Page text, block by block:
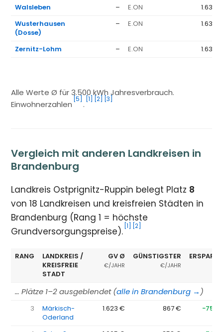
Walsleben
– E.ON
1.636
Wusterhausen
(Dosse)
– E.ON 1.636
Zernitz-Lohm – E.ON 1.636
Alle Werte Ø für 3.500 kWh Jahresverbrauch.
Einwohnerzahlen
[5]
.
[1] [2] [3]
Vergleich mit anderen Landkreisen in
Brandenburg
Landkreis Ostprignitz-Ruppin belegt Platz 8
von 18 Landkreisen und kreisfreien Städten in
Brandenburg (Rang 1 = höchste
Grundversorgungspreise). [1] [2]
RANG
LANDKREIS /
KREISFREIE
STADT
GV Ø
€/JAHR
GÜNSTIGSTER
€/JAHR
… Plätze 1–2 ausgeblendet (alle in Brandenburg → )
3
Märkisch-
Oderland
1.623 € 867 € −756